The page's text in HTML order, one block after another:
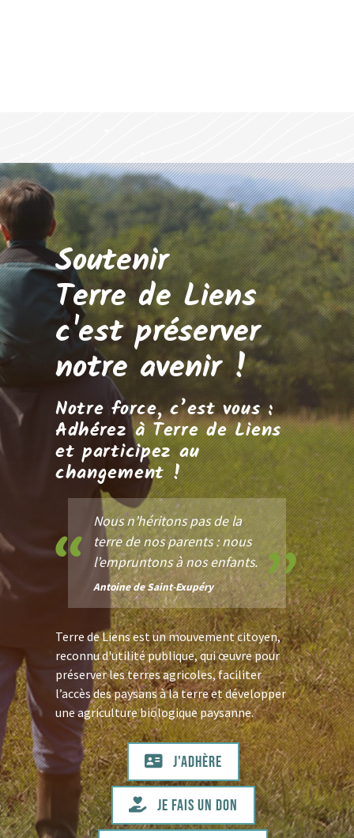
Soutenir
Terre de Liens
c'est préserver
notre avenir !
Notre force, c’est vous :
Adhérez à Terre de Liens
et participez au
changement !
Nous n’héritons pas de la
terre de nos parents : nous
l’empruntons à nos enfants.
Antoine de Saint-Exupéry
Terre de Liens est un mouvement citoyen,
reconnu d'utilité publique, qui œuvre pour
préserver les terres agricoles, faciliter
l’accès des paysans à la terre et développer
une agriculture biologique paysanne.
J'adhère
Je fais un don